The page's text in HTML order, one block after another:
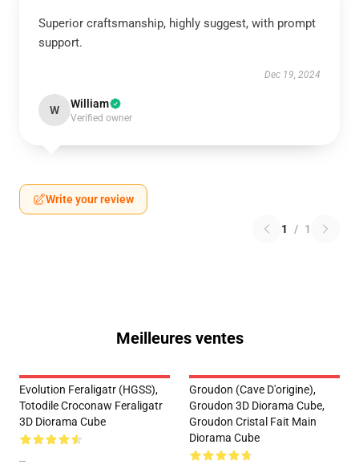
Superior craftsmanship, highly suggest, with prompt
support.
Dec 19, 2024
W William
Verified owner
Write your review
1 / 1
Meilleures ventes
Evolution Feraligatr (HGSS),
Totodile Croconaw Feraligatr
3D Diorama Cube
--
Groudon (Cave D'origine),
Groudon 3D Diorama Cube,
Groudon Cristal Fait Main
Diorama Cube